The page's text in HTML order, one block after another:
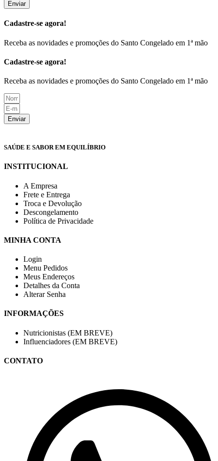
Cadastre-se agora!
Receba as novidades e promoções do Santo Congelado em 1ª mão
Cadastre-se agora!
Receba as novidades e promoções do Santo Congelado em 1ª mão
Enviar
SAÚDE E SABOR EM EQUILÍBRIO
INSTITUCIONAL
A Empresa
Frete e Entrega
Troca e Devolução
Descongelamento
Política de Privacidade
MINHA CONTA
Login
Menu Pedidos
Meus Endereços
Detalhes da Conta
Alterar Senha
INFORMAÇÕES
Nutricionistas (EM BREVE)
Influenciadores (EM BREVE)
CONTATO